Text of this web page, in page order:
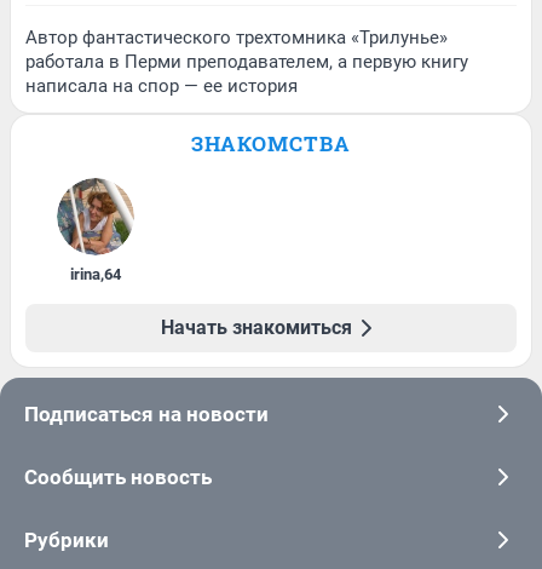
Автор фантастического трехтомника «Трилунье»
работала в Перми преподавателем, а первую книгу
написала на спор — ее история
ЗНАКОМСТВА
irina,64
Начать знакомиться
Подписаться на новости
Сообщить новость
Рубрики